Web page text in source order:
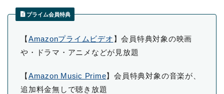
プライム会員特典
【Amazonプライムビデオ 】会員特典対象の映画
や・ドラマ・アニメなどが見放題
【Amazon Music Prime】会員特典対象の音楽が、
追加料金無しで聴き放題